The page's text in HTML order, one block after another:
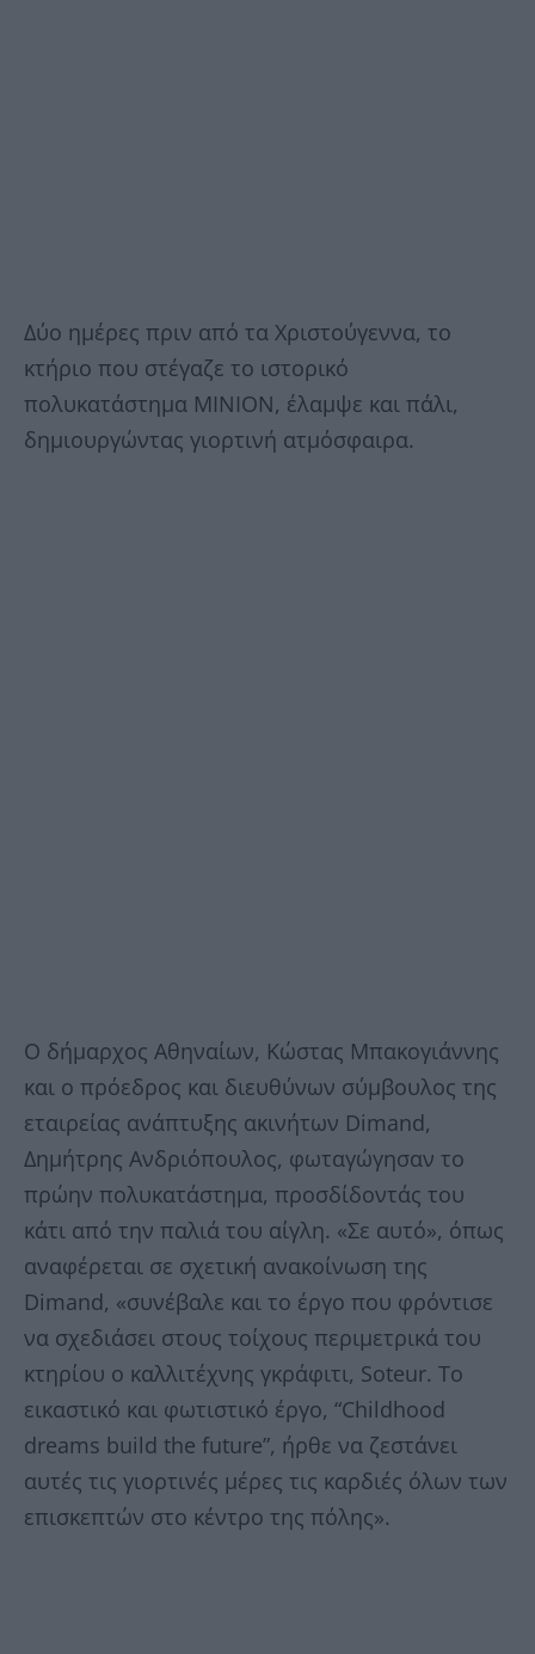
Δύο ημέρες πριν από τα Χριστούγεννα, το
κτήριο που στέγαζε το ιστορικό
πολυκατάστημα ΜΙΝΙΟΝ, έλαμψε και πάλι,
δημιουργώντας γιορτινή ατμόσφαιρα.
Ο δήμαρχος Αθηναίων, Κώστας Μπακογιάννης
και ο πρόεδρος και διευθύνων σύμβουλος της
εταιρείας ανάπτυξης ακινήτων Dimand,
Δημήτρης Ανδριόπουλος, φωταγώγησαν το
πρώην πολυκατάστημα, προσδίδοντάς του
κάτι από την παλιά του αίγλη. «Σε αυτό», όπως
αναφέρεται σε σχετική ανακοίνωση της
Dimand, «συνέβαλε και το έργο που φρόντισε
να σχεδιάσει στους τοίχους περιμετρικά του
κτηρίου ο καλλιτέχνης γκράφιτι, Soteur. Το
εικαστικό και φωτιστικό έργο, “Childhood
dreams build the future”, ήρθε να ζεστάνει
αυτές τις γιορτινές μέρες τις καρδιές όλων των
επισκεπτών στο κέντρο της πόλης».